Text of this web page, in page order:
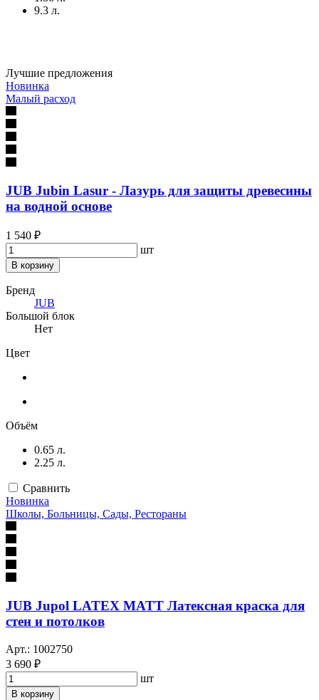
9.3 л.
Лучшие предложения
Новинка
Малый расход
JUB Jubin Lasur - Лазурь для защиты древесины
на водной основе
1 540 ₽
шт
В корзину
Бренд
JUB
Большой блок
Нет
Цвет
Объём
0.65 л.
2.25 л.
Сравнить
Новинка
Школы, Больницы, Сады, Рестораны
JUB Jupol LATEX MATT Латексная краска для
стен и потолков
Арт.: 1002750
3 690 ₽
шт
В корзину